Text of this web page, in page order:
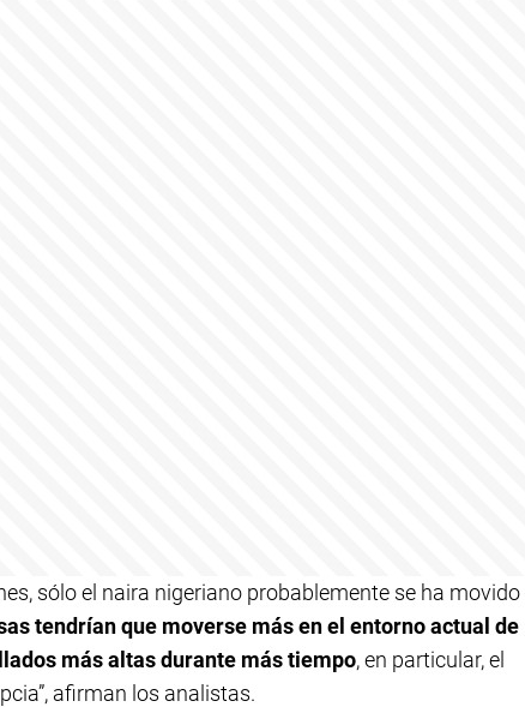
sólo el naira nigeriano probablemente se ha movido
tendrían que moverse más en el entorno actual de
más altas durante más tiempo, en particular, el
afirman los analistas.